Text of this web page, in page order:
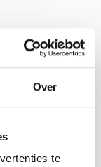
Over
te